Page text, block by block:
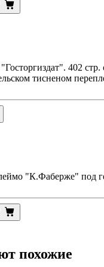
402
тисненом
"К.Фаберже" под
похожие